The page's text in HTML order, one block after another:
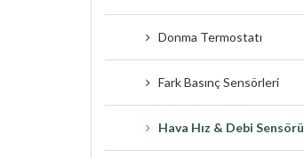
Donma Termostatı
Fark Basınç Sensörleri
Hava Hız & Debi Sensörü